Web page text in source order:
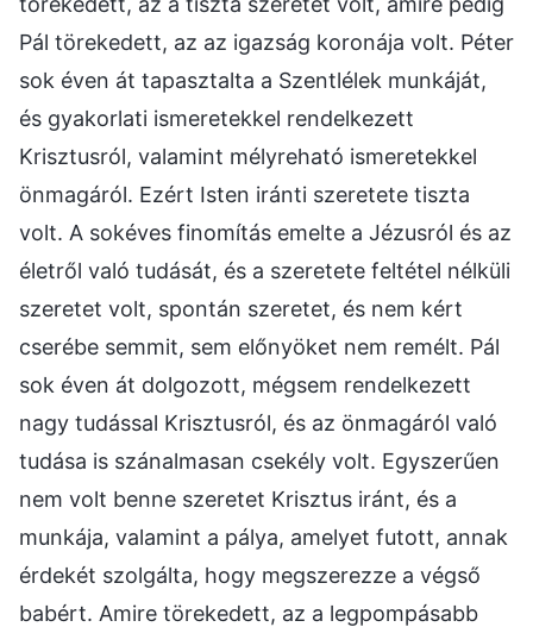
Pál törekedett, az az igazság koronája volt. Péter
sok éven át tapasztalta a Szentlélek munkáját,
és gyakorlati ismeretekkel rendelkezett
Krisztusról, valamint mélyreható ismeretekkel
önmagáról. Ezért Isten iránti szeretete tiszta
volt. A sokéves finomítás emelte a Jézusról és az
életről való tudását, és a szeretete feltétel nélküli
szeretet volt, spontán szeretet, és nem kért
cserébe semmit, sem előnyöket nem remélt. Pál
sok éven át dolgozott, mégsem rendelkezett
nagy tudással Krisztusról, és az önmagáról való
tudása is szánalmasan csekély volt. Egyszerűen
nem volt benne szeretet Krisztus iránt, és a
munkája, valamint a pálya, amelyet futott, annak
érdekét szolgálta, hogy megszerezze a végső
babért. Amire törekedett, az a legpompásabb